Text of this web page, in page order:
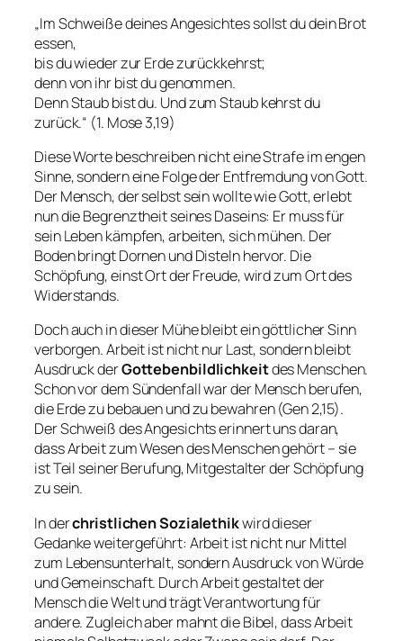
„Im Schweiße deines Angesichtes sollst du dein Brot
essen,
bis du wieder zur Erde zurückkehrst;
denn von ihr bist du genommen.
Denn Staub bist du. Und zum Staub kehrst du
zurück.“ (1. Mose 3,19)
Diese Worte beschreiben nicht eine Strafe im engen
Sinne, sondern eine Folge der Entfremdung von Gott.
Der Mensch, der selbst sein wollte wie Gott, erlebt
nun die Begrenztheit seines Daseins: Er muss für
sein Leben kämpfen, arbeiten, sich mühen. Der
Boden bringt Dornen und Disteln hervor. Die
Schöpfung, einst Ort der Freude, wird zum Ort des
Widerstands.
Doch auch in dieser Mühe bleibt ein göttlicher Sinn
verborgen. Arbeit ist nicht nur Last, sondern bleibt
Ausdruck derGottebenbildlichkeitdes Menschen.
Schon vor dem Sündenfall war der Mensch berufen,
die Erde zu bebauen und zu bewahren (Gen 2,15).
Der Schweiß des Angesichts erinnert uns daran,
dass Arbeit zum Wesen des Menschen gehört – sie
ist Teil seiner Berufung, Mitgestalter der Schöpfung
zu sein.
In derchristlichen Sozialethikwird dieser
Gedanke weitergeführt: Arbeit ist nicht nur Mittel
zum Lebensunterhalt, sondern Ausdruck von Würde
und Gemeinschaft. Durch Arbeit gestaltet der
Mensch die Welt und trägt Verantwortung für
andere. Zugleich aber mahnt die Bibel, dass Arbeit